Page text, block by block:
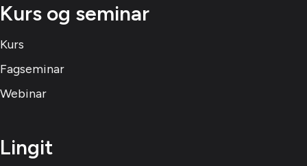
Kurs og seminar
Kurs
Fagseminar
Webinar
Lingit